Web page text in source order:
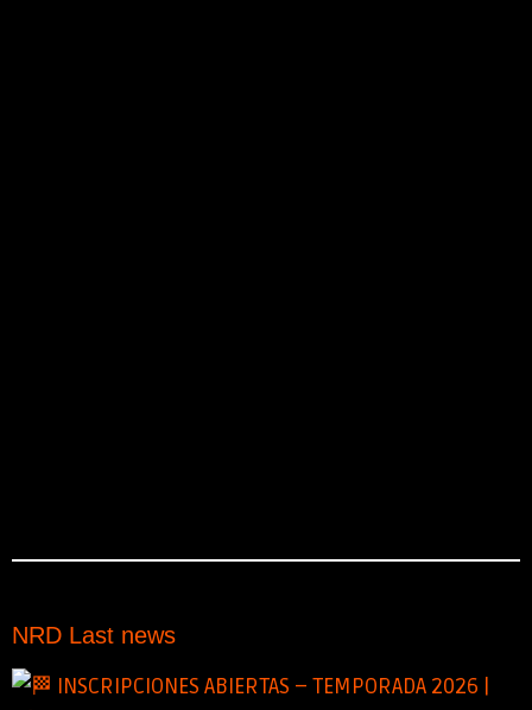
NRD Last news